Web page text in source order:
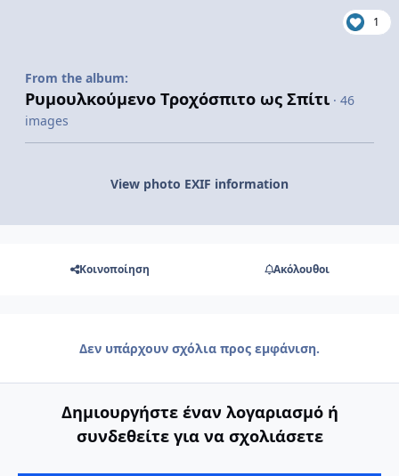
1
From the album:
Ρυμουλκούμενο Τροχόσπιτο ως Σπίτι · 46
images
View photo EXIF information
Κοινοποίηση Ακόλουθοι
Δεν υπάρχουν σχόλια προς εμφάνιση.
Δημιουργήστε έναν λογαριασμό ή
συνδεθείτε για να σχολιάσετε